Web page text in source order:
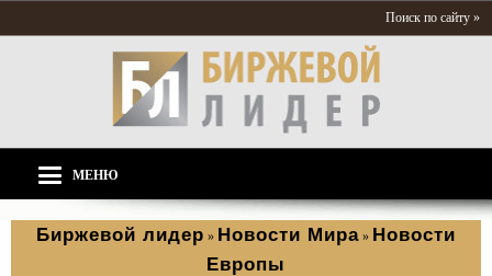
Поиск по сайту »
МЕНЮ
Биржевой лидер » Новости Мира » Новости
Европы